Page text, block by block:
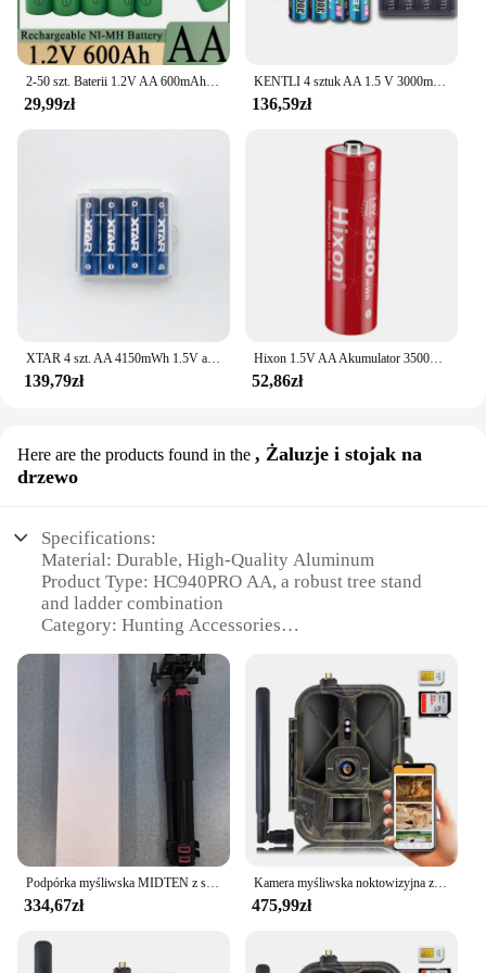
29,99zł
KENTLI 4 sztuk AA 1.5 V 3000mWh litowo-jonowy akumulator + 4 kanał litowo polimerowy akumulator litowo-jonowy ładowarka baterii
136,59zł
139,79zł
Hixon 1.5V AA Akumulator 3500mWh Litowy 1.5v aa Akumulator litowo-jonowy do zdalnie sterowanej myszy Mały wentylator Zabawka elektryczna
52,86zł
Here are the products found in the , Żaluzje i stojak na
drzewo
Specifications:
Material: Durable, High-Quality Aluminum
Product Type: HC940PRO AA, a robust tree stand
and ladder combination
Category: Hunting Accessories
Usage and Purpose: Ideal for tree stand hunting
Typical Adaptive Scenario: Outdoor hunting
Shape or Size or Weight or Quantity: Compact and
Portable with a Maximum Load Capacity
Performance and Property: Sturdy and Reliable for
Supporting Heavy Gear
Parts and Accessories: Includes a Tree Stand and
Ladder Set
Features:
334,67zł
Kamera myśliwska noktowizyjna ze sterowaniem aplikacją, kamera śledząca 4G, kontrola aplikacji, serwis w chmurze, bateria litowo-jonowa 8000 mAh, 120 ° Wykrywanie,
475,99zł